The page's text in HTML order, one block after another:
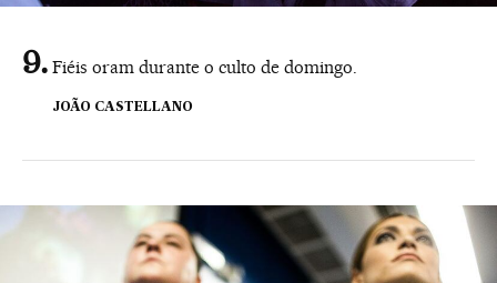
Fiéis oram durante o culto de domingo.
JOÃO CASTELLANO